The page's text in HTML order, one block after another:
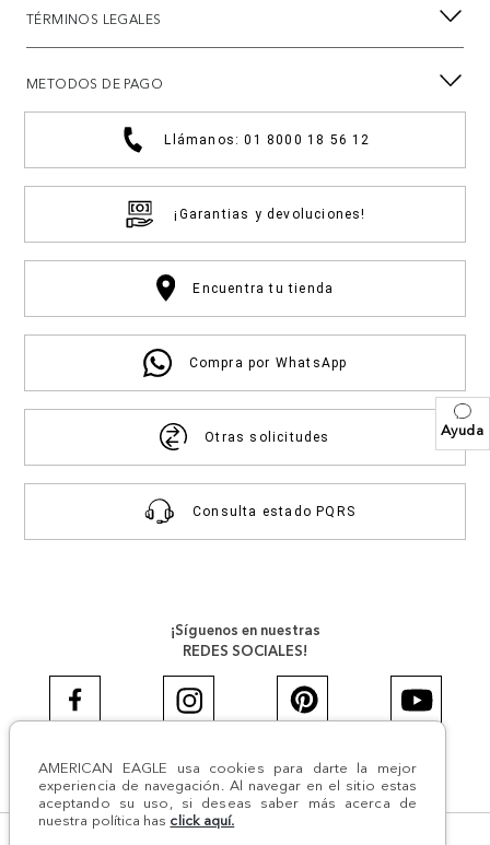
Ayuda
AMERICAN EAGLE usa cookies para darte la mejor
experiencia de navegación. Al navegar en el sitio estas
aceptando su uso, si deseas saber más acerca de
nuestra política has click aquí.
TÉRMINOS LEGALES
METODOS DE PAGO
Llámanos: 01 8000 18 56 12
¡Garantias y devoluciones!
Encuentra tu tienda
Compra por WhatsApp
Otras solicitudes
Consulta estado PQRS
¡Síguenos en nuestras
REDES SOCIALES!
#AEJEANS #AerieREALCOL